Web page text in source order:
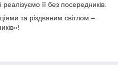
її без посередників.
та різдвяним світлом –